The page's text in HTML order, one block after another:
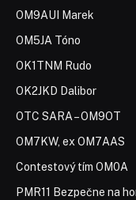
OM9AUI Marek
OM5JA Tóno
OK1TNM Rudo
OK2JKD Dalibor
OTC SARA – OM9OT
OM7KW, ex OM7AAS
Contestový tím OM0A
PMR11 Bezpečne na